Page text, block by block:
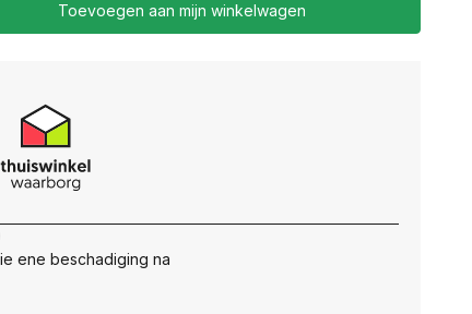
Toevoegen aan mijn winkelwagen
ene beschadiging na